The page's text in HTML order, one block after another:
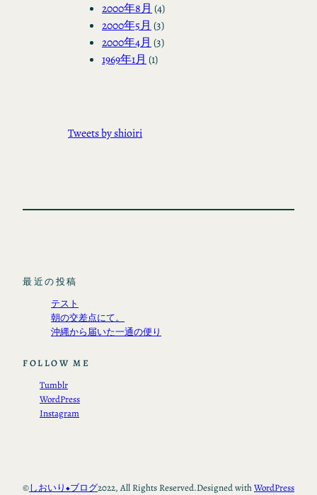
2000年8月 (4)
2000年5月 (3)
2000年4月 (3)
1969年1月 (1)
Tweets by shioiri
最近の投稿
テスト
朝の交差点にて。
沖縄から届いた一通の便り
FOLLOW ME
Tumblr
WordPress
Instagram
©しおいり◆ブログ2022, All Rights Reserved.Designed withWordPress